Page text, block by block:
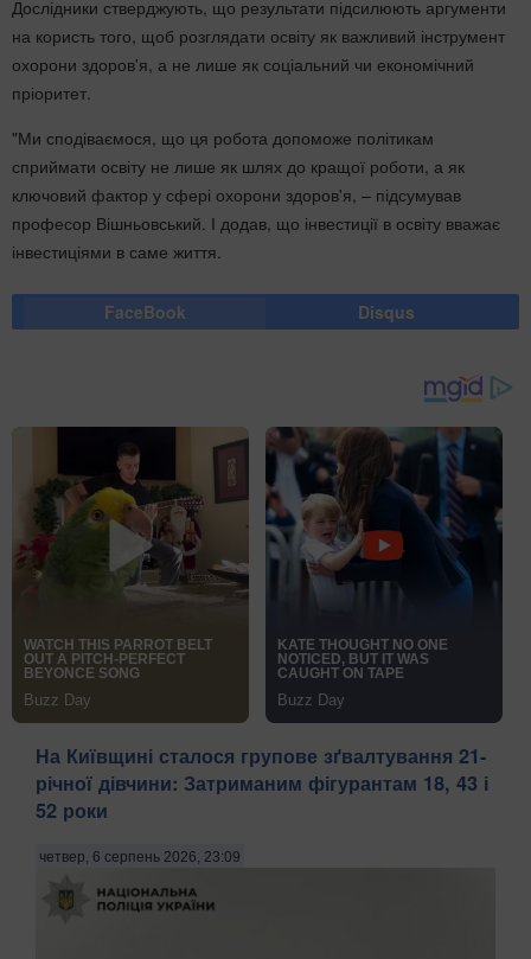
Дослідники стверджують, що результати підсилюють аргументи
на користь того, щоб розглядати освіту як важливий інструмент
охорони здоров'я, а не лише як соціальний чи економічний
пріоритет.
"Ми сподіваємося, що ця робота допоможе політикам
сприймати освіту не лише як шлях до кращої роботи, а як
ключовий фактор у сфері охорони здоров'я, – підсумував
професор Вішньовський. І додав, що інвестиції в освіту вважає
інвестиціями в саме життя.
FaceBook Disqus
На Київщині сталося групове зґвалтування 21-
річної дівчини: Затриманим фігурантам 18, 43 і
52 роки
четвер, 6 серпень 2026, 23:09